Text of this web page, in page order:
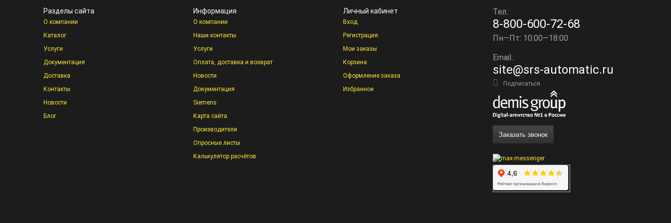
Разделы сайта
О компании
Каталог
Услуги
Документация
Доставка
Контакты
Новости
Блог
Информация
О компании
Наши контакты
Услуги
Оплата, доставка и возврат
Новости
Документация
Siemens
Карта сайта
Производители
Опросные листы
Калькулятор расчётов
Личный кабинет
Вход
Регистрация
Мои заказы
Корзина
Оформление заказа
Избранное
Тел.:
8-800-600-72-68
Пн—Пт: 10:00—18:00
Email.:
site@srs-automatic.ru
Подписаться
Заказать звонок